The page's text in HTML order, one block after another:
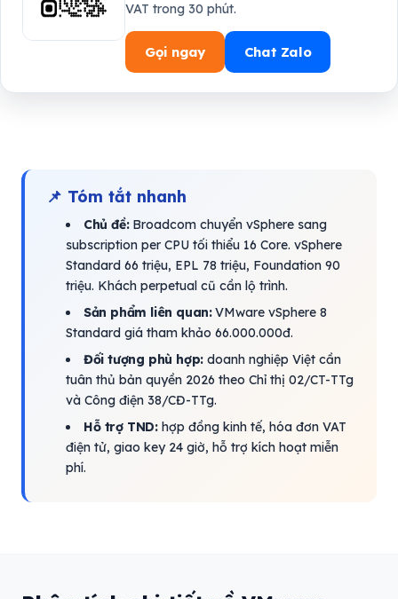
VAT trong 30 phút.
Gọi ngay Chat Zalo
📌 Tóm tắt nhanh
Chủ đề:Broadcom chuyển vSphere sang
subscription per CPU tối thiểu 16 Core. vSphere
Standard 66 triệu, EPL 78 triệu, Foundation 90
triệu. Khách perpetual cũ cần lộ trình.
Sản phẩm liên quan:VMware vSphere 8
Standard giá tham khảo 66.000.000đ.
Đối tượng phù hợp:doanh nghiệp Việt cần
tuân thủ bản quyền 2026 theo Chỉ thị 02/CT-TTg
và Công điện 38/CĐ-TTg.
Hỗ trợ TND:hợp đồng kinh tế, hóa đơn VAT
điện tử, giao key 24 giờ, hỗ trợ kích hoạt miễn
phí.